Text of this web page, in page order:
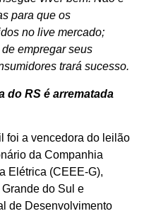
para que os
no live mercado;
empregar seus
trará sucesso.
do RS é arrematada
foi a vencedora do leilão
da Companhia
Elétrica (CEEE-G),
do Sul e
de Desenvolvimento